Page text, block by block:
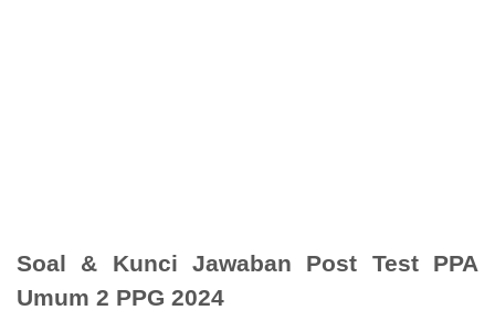
Soal & Kunci Jawaban Post Test PPA
Umum 2 PPG 2024